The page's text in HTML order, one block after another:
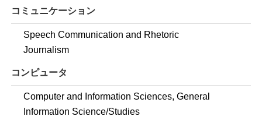
コミュニケーション
Speech Communication and Rhetoric
Journalism
コンピュータ
Computer and Information Sciences, General
Information Science/Studies